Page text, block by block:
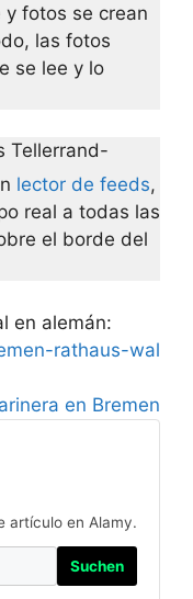
y fotos se crean
las fotos
se lee y lo
Tellerrand-
lector de feeds,
real a todas las
el borde del
en alemán:
rathaus-wal
en Bremen
artículo en Alamy.
Suchen